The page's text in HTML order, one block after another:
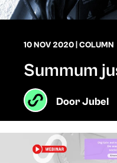
10 NOV 2020 COLUMN
Summum
DoorJubel